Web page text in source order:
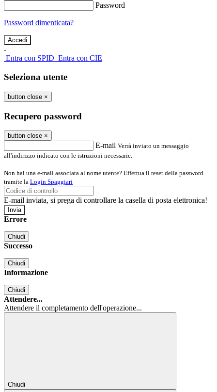
Password
Password dimenticata?
-
Entra con SPID Entra con CIE
Seleziona utente
button close ×
Recupero password
button close ×
E-mail Verrà inviato un messaggio
all'indirizzo indicato con le istruzioni necessarie.
Non hai una e-mail associata al nome utente? Effettua il reset della password
tramite la Login Spaggiari
E-mail inviata, si prega di controllare la casella di posta elettronica!
Errore
Chiudi
Successo
Chiudi
Informazione
Chiudi
Attendere...
Attendere il completamento dell'operazione...
Chiudi